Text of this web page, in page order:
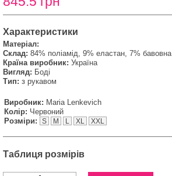
Характеристики
Матеріал:
Склад: 84% поліамід, 9% еластан, 7% бавовна
Країна виробник: Україна
Вигляд: Боді
Тип: з рукавом
Виробник: Maria Lenkevich
Колір: Червоний
Розміри:
S M L XL XXL
Таблиця розмірів